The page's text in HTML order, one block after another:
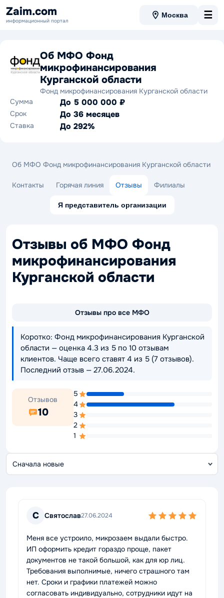
Zaim.com
информационный портал
Москва ☰
Об МФО Фонд
микрофинансирования
Курганской области
Фонд микрофинансирования Курганской области
Сумма
До 5 000 000 ₽
Срок До 36 месяцев
Ставка До 292%
Об МФО Фонд микрофинансирования Курганской области
Контакты Горячая линия Отзывы Филиалы
Я представитель организации
Отзывы об МФО Фонд
микрофинансирования
Курганской области
Отзывы про все МФО
Коротко: Фонд микрофинансирования Курганской
области — оценка 4.3 из 5 по 10 отзывам
клиентов. Чаще всего ставят 4 из 5 (7 отзывов).
Последний отзыв — 27.06.2024.
Отзывов
10
5
4
3
2
1
С Святослав27.06.2024
Меня все устроило, микрозаем выдали быстро.
ИП оформить кредит гораздо проще, пакет
документов не такой большой, как для юр лиц.
Требования выполнимые, ничего страшного там
нет. Сроки и графики платежей можно
согласовать индивидуально, сотрудники идут на